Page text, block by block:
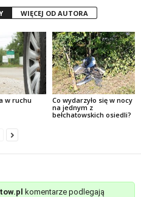
WIĘCEJ OD AUTORA
w ruchu
Co wydarzyło się w nocy
na jednym z
bełchatowskich osiedli?
komentarze podlegają